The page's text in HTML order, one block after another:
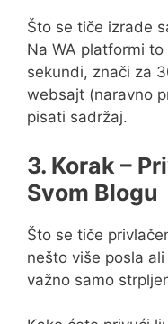
Što se tiče izrade
Na WA platformi
sekundi, znači za
websajt (naravno
pisati sadržaj.
3. Korak –
Svom Blogu
Što se tiče
nešto više posla
važno samo